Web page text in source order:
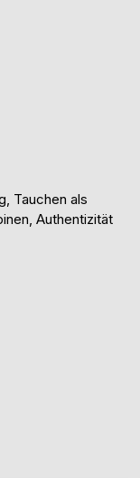
Tauchen als
Authentizität